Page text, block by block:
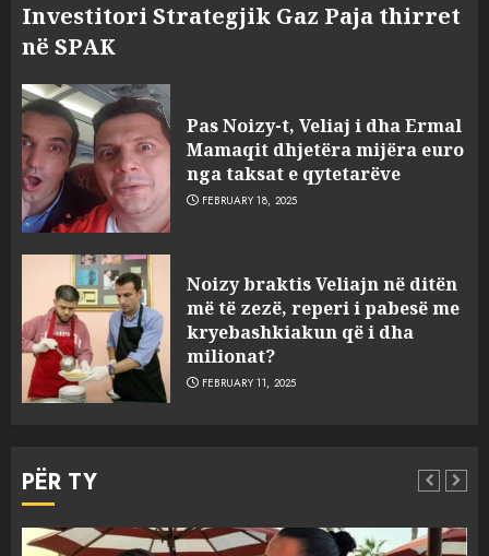
Investitori Strategjik Gaz Paja thirret
në SPAK
Pas Noizy-t, Veliaj i dha Ermal
Mamaqit dhjetëra mijëra euro
nga taksat e qytetarëve
FEBRUARY 18, 2025
Noizy braktis Veliajn në ditën
më të zezë, reperi i pabesë me
kryebashkiakun që i dha
milionat?
FEBRUARY 11, 2025
PËR TY
3
sulmuan “One Albania”,
ngjarja u fsheh. A u vodhën
serverat?
MARCH 25, 2025
4 MARCH 25, 2025